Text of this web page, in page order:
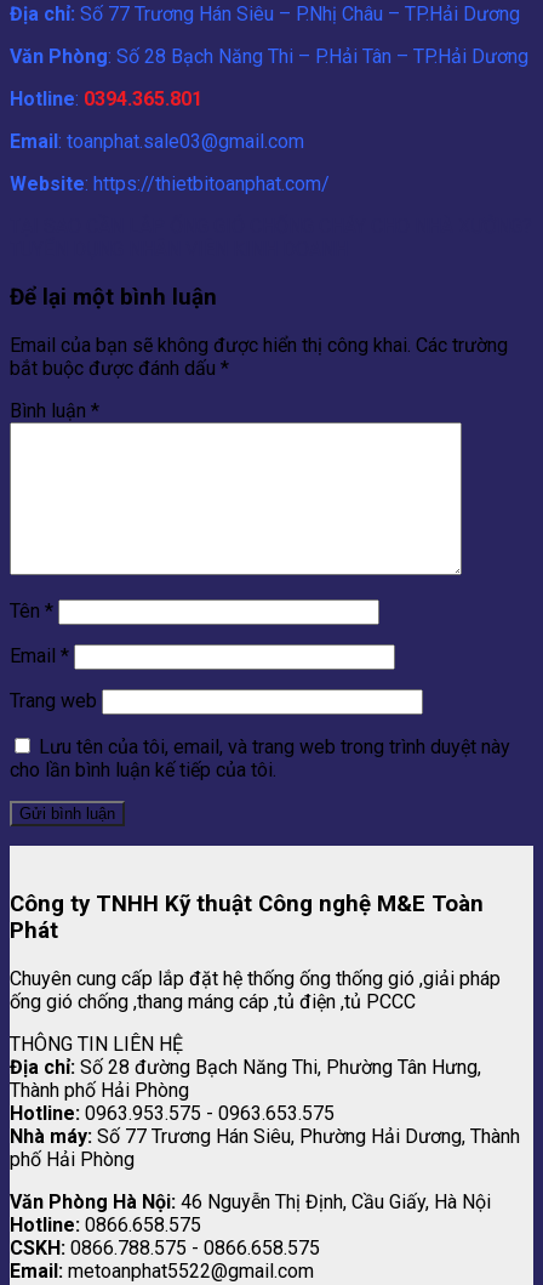
Địa chỉ: Số 77 Trương Hán Siêu – P.Nhị Châu – TP.Hải Dương
Văn Phòng: Số 28 Bạch Năng Thi – P.Hải Tân – TP.Hải Dương
Hotline: 0394.365.801
Email: toanphat.sale03@gmail.com
Website: https://thietbitoanphat.com/
Để lại một bình luận
Email của bạn sẽ không được hiển thị công khai. Các trường
bắt buộc được đánh dấu *
Bình luận *
Tên *
Email *
Trang web
Lưu tên của tôi, email, và trang web trong trình duyệt này
cho lần bình luận kế tiếp của tôi.
Công ty TNHH Kỹ thuật Công nghệ M&E Toàn
Phát
Chuyên cung cấp lắp đặt hệ thống ống thống gió ,giải pháp
ống gió chống ,thang máng cáp ,tủ điện ,tủ PCCC
THÔNG TIN LIÊN HỆ
Địa chỉ: Số 28 đường Bạch Năng Thi, Phường Tân Hưng,
Thành phố Hải Phòng
Hotline: 0963.953.575 - 0963.653.575
Nhà máy: Số 77 Trương Hán Siêu, Phường Hải Dương, Thành
phố Hải Phòng
Văn Phòng Hà Nội: 46 Nguyễn Thị Định, Cầu Giấy, Hà Nội
Hotline: 0866.658.575
CSKH: 0866.788.575 - 0866.658.575
Email: metoanphat5522@gmail.com